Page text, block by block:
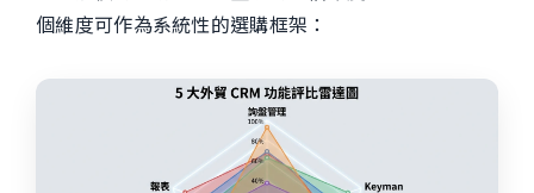
個維度可作為系統性的選購框架：